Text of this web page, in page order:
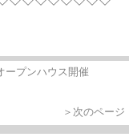
ープンハウス開催
＞次のページ